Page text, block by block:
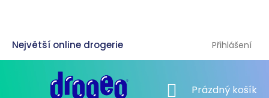
Přihlášení
NÁKUPNÍ KOŠÍK
Prázdný košík